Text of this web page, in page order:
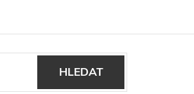
HLEDAT